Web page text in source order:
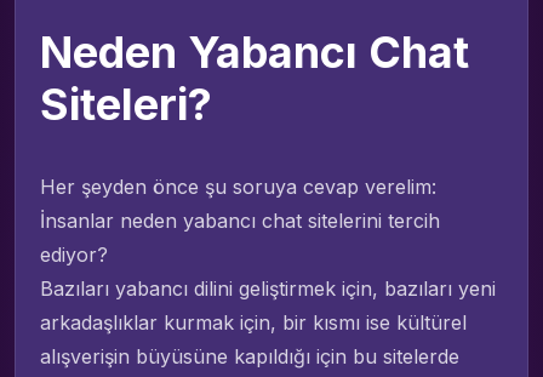
Neden Yabancı Chat
Siteleri?
Her şeyden önce şu soruya cevap verelim:
İnsanlar neden yabancı chat sitelerini tercih
ediyor?
Bazıları yabancı dilini geliştirmek için, bazıları yeni
arkadaşlıklar kurmak için, bir kısmı ise kültürel
alışverişin büyüsüne kapıldığı için bu sitelerde